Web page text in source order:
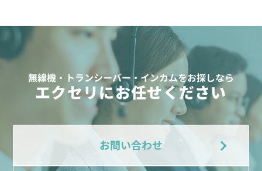
無線機・トランシーバー・インカムをお探しなら
エクセリにお任せください
お問い合わせ